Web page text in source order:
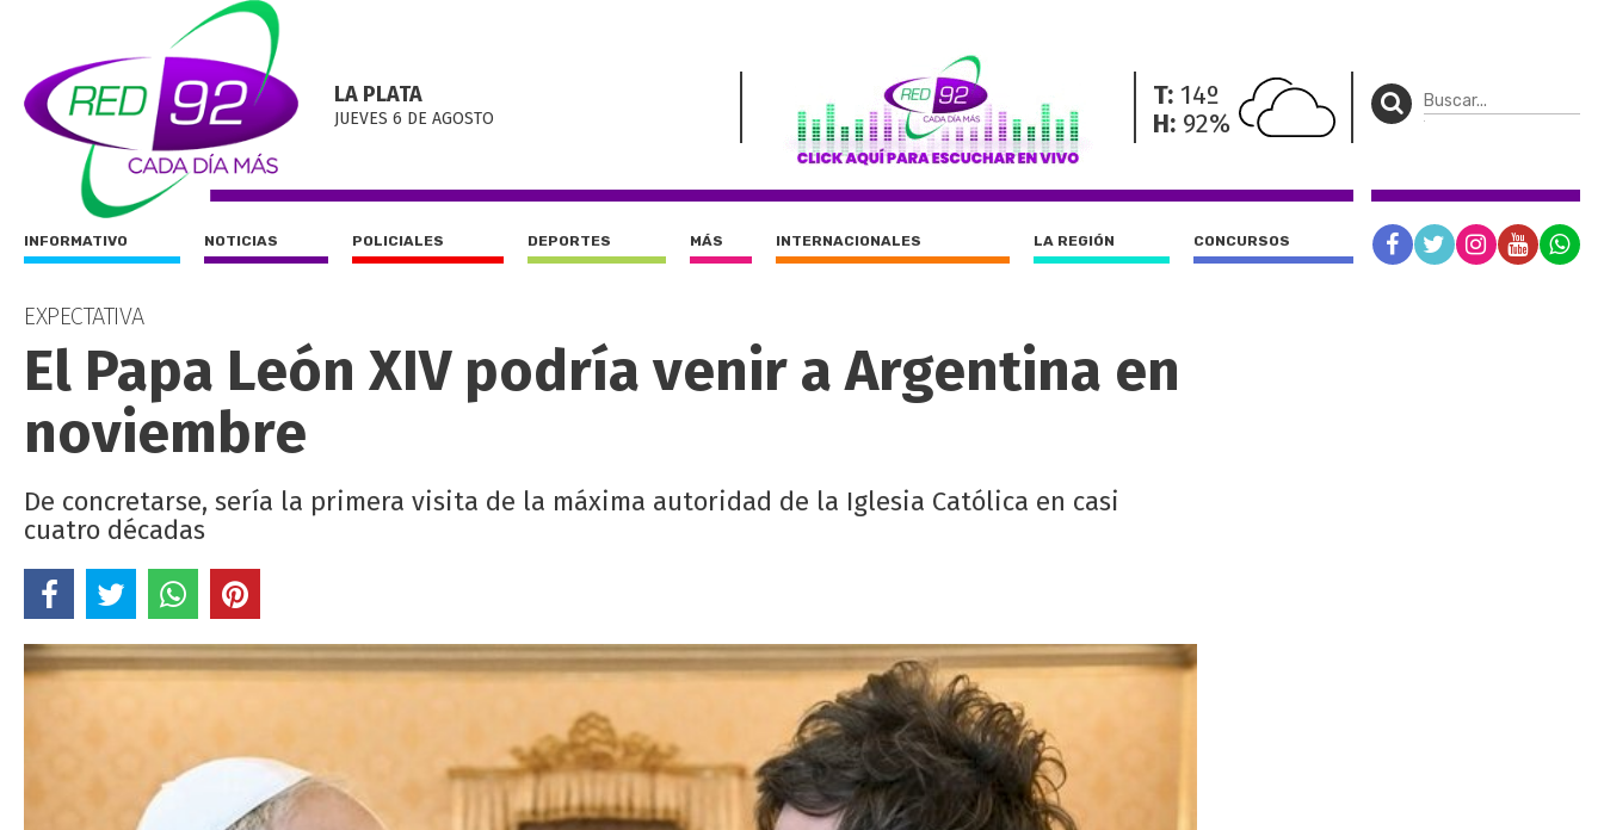
LA PLATA
JUEVES 6 DE AGOSTO
T: 14º
H: 92%
INFORMATIVO NOTICIAS POLICIALES DEPORTES MÁS INTERNACIONALES LA REGIÓN CONCURSOS
EXPECTATIVA
El Papa León XIV podría venir a Argentina en
noviembre
De concretarse, sería la primera visita de la máxima autoridad de la Iglesia Católica en casi
cuatro décadas